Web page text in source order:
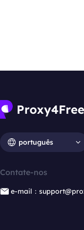
português
Contate-nos
e-mail：